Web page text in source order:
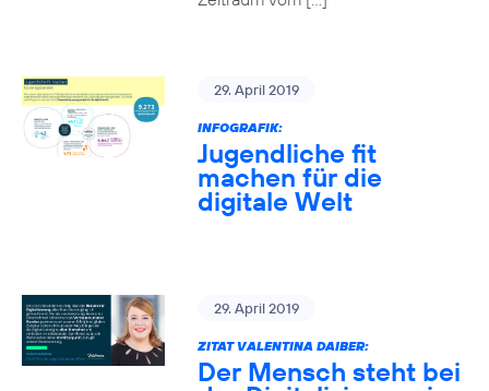
29. April 2019
INFOGRAFIK:
Jugendliche fit
machen für die
digitale Welt
29. April 2019
ZITAT VALENTINA DAIBER:
Der Mensch steht bei